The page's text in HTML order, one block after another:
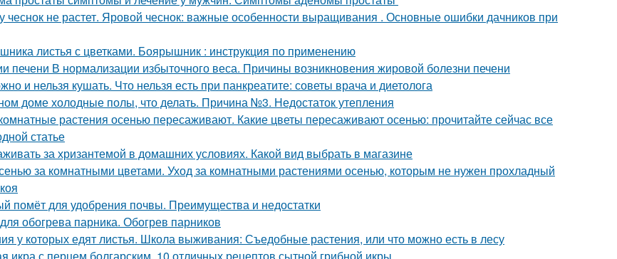
чеснок не растет. Яровой чеснок: важные особенности выращивания . Основные ошибки дачников при
листья с цветками. Боярышник : инструкция по применению
печени В нормализации избыточного веса. Причины возникновения жировой болезни печени
и нельзя кушать. Что нельзя есть при панкреатите: советы врача и диетолога
доме холодные полы, что делать. Причина №3. Недостаток утепления
растения осенью пересаживают. Какие цветы пересаживают осенью: прочитайте сейчас все
статье
за хризантемой в домашних условиях. Какой вид выбрать в магазине
за комнатными цветами. Уход за комнатными растениями осенью, которым не нужен прохладный
помёт для удобрения почвы. Преимущества и недостатки
обогрева парника. Обогрев парников
у которых едят листья. Школа выживания: Съедобные растения, или что можно есть в лесу